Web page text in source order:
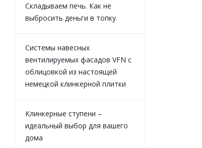
Складываем печь. Как не
выбросить деньги в топку
Системы навесных
вентилируемых фасадов VFN с
облицовкой из настоящей
немецкой клинкерной плитки
Клинкерные ступени –
идеальный выбор для вашего
дома